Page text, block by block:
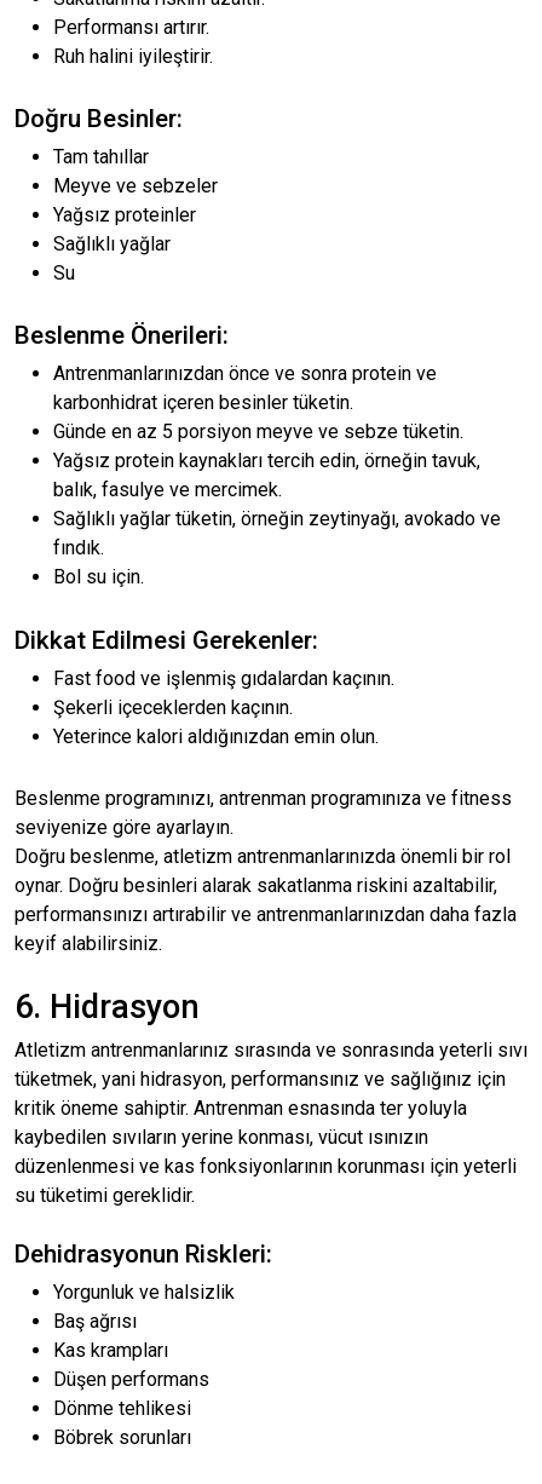
Performansı artırır.
Ruh halini iyileştirir.
Doğru Besinler:
Tam tahıllar
Meyve ve sebzeler
Yağsız proteinler
Sağlıklı yağlar
Su
Beslenme Önerileri:
Antrenmanlarınızdan önce ve sonra protein ve
karbonhidrat içeren besinler tüketin.
Günde en az 5 porsiyon meyve ve sebze tüketin.
Yağsız protein kaynakları tercih edin, örneğin tavuk,
balık, fasulye ve mercimek.
Sağlıklı yağlar tüketin, örneğin zeytinyağı, avokado ve
fındık.
Bol su için.
Dikkat Edilmesi Gerekenler:
Fast food ve işlenmiş gıdalardan kaçının.
Şekerli içeceklerden kaçının.
Yeterince kalori aldığınızdan emin olun.
Beslenme programınızı, antrenman programınıza ve fitness
seviyenize göre ayarlayın.
Doğru beslenme, atletizm antrenmanlarınızda önemli bir rol
oynar. Doğru besinleri alarak sakatlanma riskini azaltabilir,
performansınızı artırabilir ve antrenmanlarınızdan daha fazla
keyif alabilirsiniz.
6. Hidrasyon
Atletizm antrenmanlarınız sırasında ve sonrasında yeterli sıvı
tüketmek, yani hidrasyon, performansınız ve sağlığınız için
kritik öneme sahiptir. Antrenman esnasında ter yoluyla
kaybedilen sıvıların yerine konması, vücut ısınızın
düzenlenmesi ve kas fonksiyonlarının korunması için yeterli
su tüketimi gereklidir.
Dehidrasyonun Riskleri:
Yorgunluk ve halsizlik
Baş ağrısı
Kas krampları
Düşen performans
Dönme tehlikesi
Böbrek sorunları